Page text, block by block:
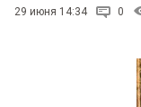
29 июня 14:34 0